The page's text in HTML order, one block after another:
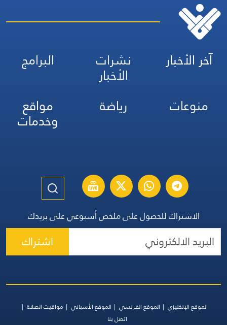
آخر الأخبار نشرات
الأخبار
البرامج
منوعات
رياضة مواقع
وخدمات
الاشتراك للحصول على ملخص أسبوعي على بريدك
اشتراك
الموقع الإنكليزي الموقع الفرنسي الموقع الأسباني
مواقيت الصلاة
اتصل بنا